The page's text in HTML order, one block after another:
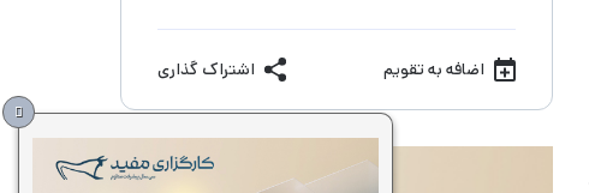
اضافه به تقویم اشتراک گذاری